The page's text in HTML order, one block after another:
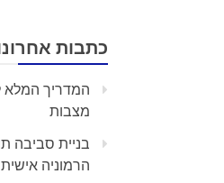
כתבות
המדריך המלא
מצבות
בניית סביבה
הרמוניה